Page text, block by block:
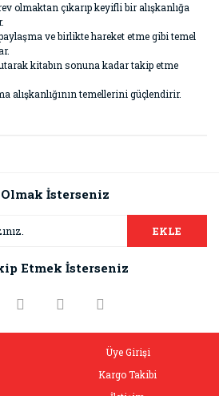
olmaktan çıkarıp keyifli bir alışkanlığa
ve birlikte hareket etme gibi temel
kitabın sonuna kadar takip etme
alışkanlığının temellerini güçlendirir.
teşekkür ederiz.
veya görüntülenemiyor.
bulunuyor.
İsterseniz
EKLE
Etmek İsterseniz
Üye Girişi
Kargo Takibi